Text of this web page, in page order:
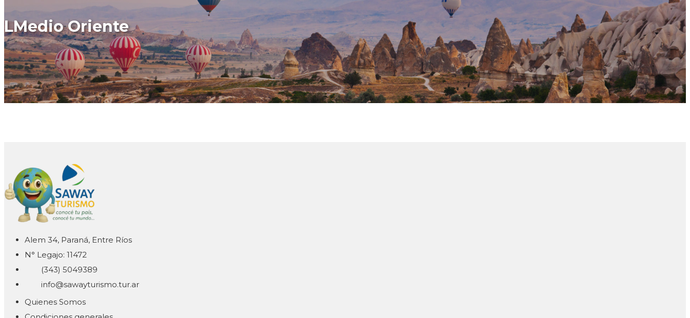
LMedio Oriente
Alem 34, Paraná, Entre Ríos
N° Legajo: 11472
(343) 5049389
info@sawayturismo.tur.ar
Quienes Somos